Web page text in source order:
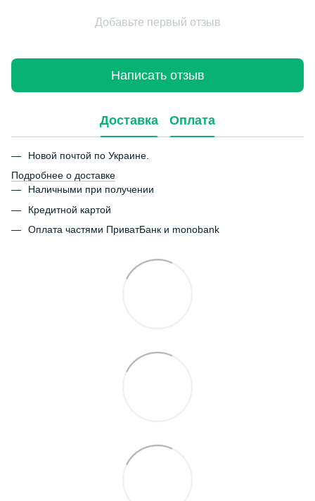
Добавьте первый отзыв
Написать отзыв
Доставка Оплата
Новой почтой по Украине.
Подробнее о доставке
Наличными при получении
Кредитной картой
Оплата частями ПриватБанк и monobank